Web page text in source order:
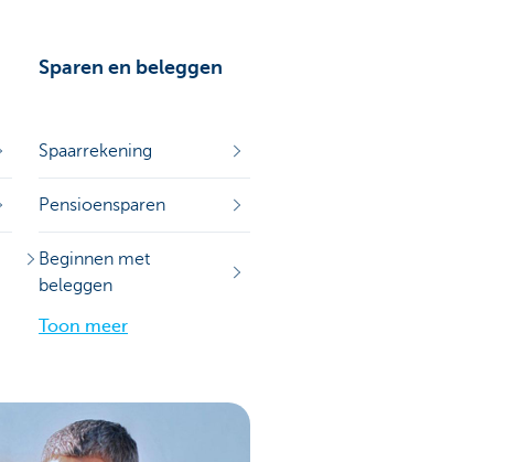
Sparen en beleggen
Spaarrekening
Pensioensparen
Beginnen met
beleggen
Toon meer